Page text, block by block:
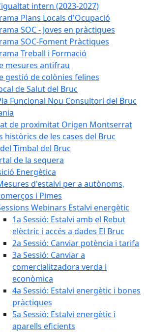
intern (2023-2027)
Plans Locals d'Ocupació
SOC - Joves en pràctiques
SOC-Foment Pràctiques
Treball i Formació
mesures antifrau
gestió de colònies felines
de Salut del Bruc
Funcional Nou Consultori del Bruc
de proximitat Origen Montserrat
històrics de les cases del Bruc
Timbal del Bruc
de la sequera
Energètica
d'estalvi per a autònoms,
i Pimes
Webinars Estalvi energètic
1a Sessió: Estalvi amb el Rebut
elèctric i accés a dades El Bruc
2a Sessió: Canviar potència i tarifa
3a Sessió: Canviar a
comercialitzadora verda i
econòmica
4a Sessió: Estalvi energètic i bones
pràctiques
5a Sessió: Estalvi energètic i
aparells eficients